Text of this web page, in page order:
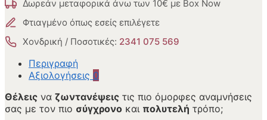
Δωρεάν μεταφορικά άνω των 10€ με Box Now
Φτιαγμένο όπως εσείς επιλέγετε
Χονδρική / Ποσοτικές: 2341 075 569
Περιγραφή
Αξιολογήσεις 0
Θέλεις να ζωντανέψεις τις πιο όμορφες αναμνήσεις
σας με τον πιο σύγχρονο και πολυτελή τρόπο;